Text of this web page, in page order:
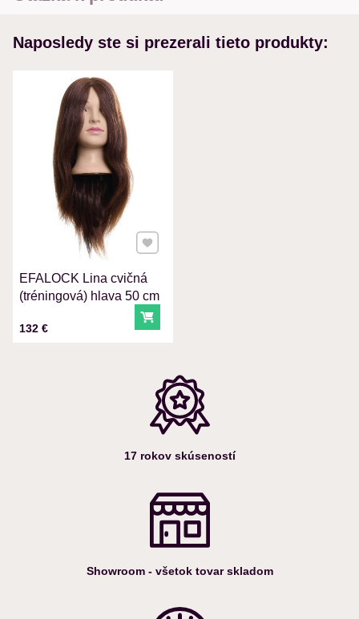
MENO
VÁŠ E-MAIL
VAŠA OTÁZKA K PRODUKTU
Odoslať
Naposledy ste si prezerali tieto produkty:
EFALOCK Lina cvičná
(tréningová) hlava 50 cm
Cena s DPH
132 € Do košíka
Pridať k Obľúbeným
17 rokov skúseností
Showroom - všetok tovar skladom